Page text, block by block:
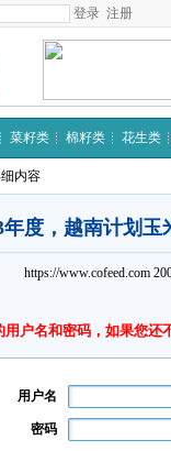
注册
菜籽类 棉籽类 花生类
内容
年度，越南计划玉
https://www.cofeed.com
用户名和密码，如果您还
用户名
密码